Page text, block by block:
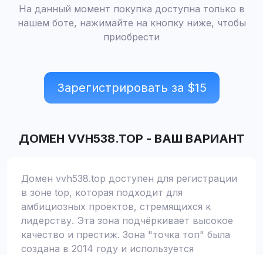
На данный момент покупка доступна только в
нашем боте, нажимайте на кнопку ниже, чтобы
приобрести
Зарегистрировать за $15
ДОМЕН VVH538.TOP - ВАШ ВАРИАНТ
Домен vvh538.top доступен для регистрации
в зоне top, которая подходит для
амбициозных проектов, стремящихся к
лидерству. Эта зона подчёркивает высокое
качество и престиж. Зона "точка топ" была
создана в 2014 году и используется